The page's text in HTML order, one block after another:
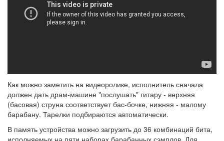
Как можно заметить на видеоролике, исполнитель сначала
должен дать драм-машине "послушать" гитару - верхняя
(басовая) струна соответствует бас-бочке, нижняя - малому
барабану. Тарелки подбираются автоматически.
В память устройства можно загрузить до 36 комбинаций бита,
исполняемых на пяти наборах барабанных сэмплов. Для